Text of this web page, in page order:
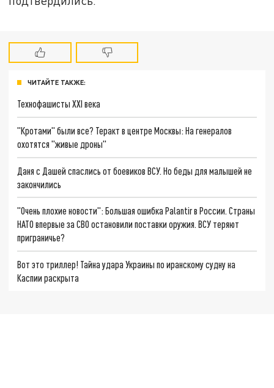
ЧИТАЙТЕ ТАКЖЕ:
Технофашисты XXI века
"Кротами" были все? Теракт в центре Москвы: На генералов
охотятся "живые дроны"
Даня с Дашей спаслись от боевиков ВСУ. Но беды для малышей не
закончились
"Очень плохие новости": Большая ошибка Palantir в России. Страны
НАТО впервые за СВО остановили поставки оружия. ВСУ теряют
приграничье?
Вот это триллер! Тайна удара Украины по иранскому судну на
Каспии раскрыта